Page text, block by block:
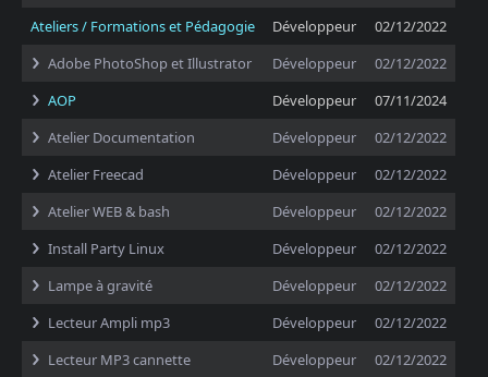
Ateliers / Formations et Pédagogie Développeur
02/12/2022
Adobe PhotoShop et Illustrator
Développeur
02/12/2022
AOP
Développeur
07/11/2024
Atelier Documentation
Développeur
02/12/2022
Atelier Freecad
Développeur
02/12/2022
Atelier WEB & bash
Développeur
02/12/2022
Install Party Linux
Développeur
02/12/2022
Lampe à gravité
Développeur
02/12/2022
Lecteur Ampli mp3
Développeur
02/12/2022
Lecteur MP3 cannette
Développeur
02/12/2022